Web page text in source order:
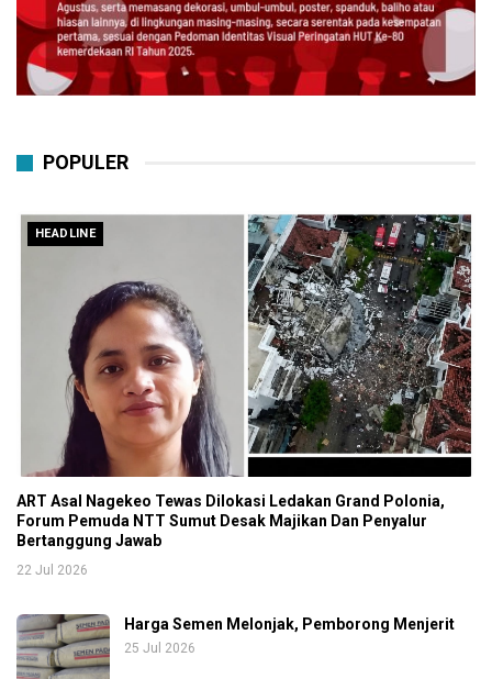
POPULER
HEADLINE
ART Asal Nagekeo Tewas Dilokasi Ledakan Grand Polonia,
Forum Pemuda NTT Sumut Desak Majikan Dan Penyalur
Bertanggung Jawab
22 Jul 2026
Harga Semen Melonjak, Pemborong Menjerit
25 Jul 2026